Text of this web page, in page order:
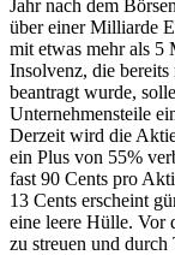
Jahr nach dem
über einer Milliarde
mit etwas mehr als 5
Insolvenz, die
beantragt wurde,
Unternehmensteile
Derzeit wird die
ein Plus von 55%
fast 90 Cents pro
13 Cents erscheint
eine leere Hülle. Vor
zu streuen und